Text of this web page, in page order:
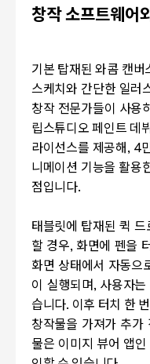
창작 소프트웨어
기본 탑재된 와콤 캔버
스케치와 간단한 일러
창작 전문가들이 사용
립스튜디오 페인트 데
라이선스를 제공해, 4
니메이션 기능을 활용
점입니다.
태블릿에 탑재된 퀵 드
할 경우, 화면에 펜을
화면 상태에서 자동으
이 실행되며, 사용자
습니다. 이후 터치 한
창작물을 가져가 추가
물은 이미지 뷰어 앱